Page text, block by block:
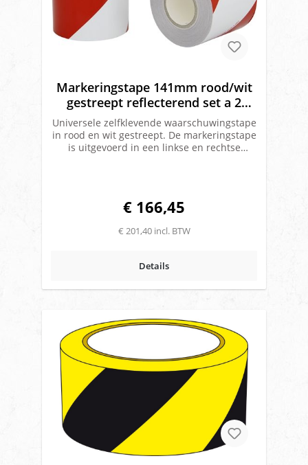
Markeringstape 141mm rood/wit
gestreept reflecterend set a 2
rollen
Universele zelfklevende waarschuwingstape
in rood en wit gestreept. De markeringstape
is uitgevoerd in een linkse en rechtse
rollenZelfklevendReflectieklasse 1
€ 166,45
€ 201,40 incl. BTW
Details